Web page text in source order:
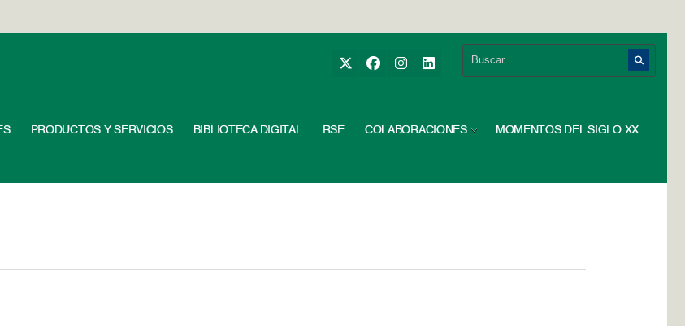
PRODUCTOS Y SERVICIOS BIBLIOTECA DIGITAL RSE COLABORACIONES MOMENTOS DEL SIGLO XX